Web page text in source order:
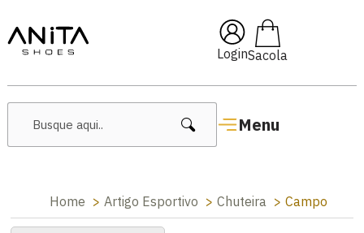
Login
Menu
🔥 Lançamentos Femininos
Home Artigo Esportivo Chuteira Campo